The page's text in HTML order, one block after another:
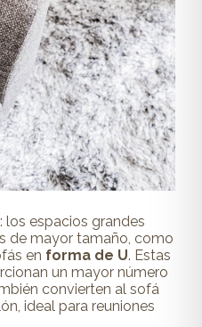
: los espacios grandes
de mayor tamaño, como
en forma de U. Estas
un mayor número
convierten al sofá
ideal para reuniones